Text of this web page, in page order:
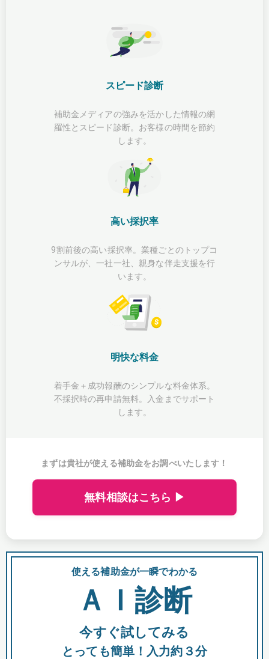
スピード診断
補助金メディアの強みを活かした情報の網
羅性とスピード診断。お客様の時間を節約
します。
高い採択率
9割前後の高い採択率。業種ごとのトップコ
ンサルが、一社一社、親身な伴走支援を行
います。
明快な料金
着手金＋成功報酬のシンプルな料金体系。
不採択時の再申請無料。入金までサポート
します。
まずは貴社が使える補助金をお調べいたします！
無料相談はこちら ▶
使える補助金が一瞬でわかる
ＡＩ診断
今すぐ試してみる
とっても簡単！入力約３分